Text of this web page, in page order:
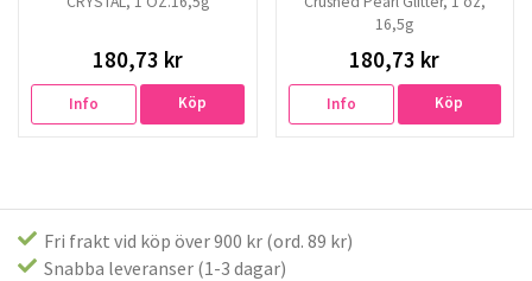
180,73 kr
Info Köp
16,5g
180,73 kr
Info Köp
Fri frakt vid köp över 900 kr (ord. 89 kr)
Snabba leveranser (1-3 dagar)